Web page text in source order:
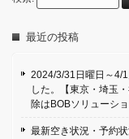
最近の投稿
2024/3/31日曜日～4/
した。【東京・埼玉
除はBOBソリューショ
最新空き状況・予約